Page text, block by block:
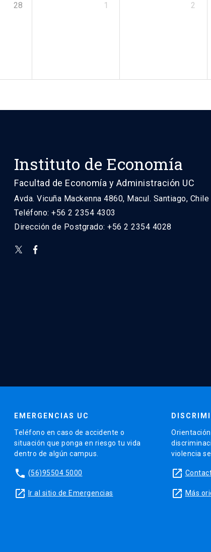
28 1 2
Instituto de Economía
Facultad de Economía y Administración UC
Avda. Vicuña Mackenna 4860, Macul. Santiago, Chile
Teléfono: +56 2 2354 4303
Dirección de Postgrado: +56 2 2354 4028
EMERGENCIAS UC
Teléfono en caso de accidente o
situación que ponga en riesgo tu vida
dentro de algún campus.
phone (56)95504 5000
launch Ir al sitio de Emergencias
violencia
launch
launch Más